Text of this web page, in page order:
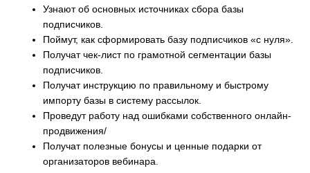
Узнают об основных источниках сбора базы
подписчиков.
Поймут, как сформировать базу подписчиков «с нуля».
Получат чек-лист по грамотной сегментации базы
подписчиков.
Получат инструкцию по правильному и быстрому
импорту базы в систему рассылок.
Проведут работу над ошибками собственного онлайн-
продвижения/
Получат полезные бонусы и ценные подарки от
организаторов вебинара.